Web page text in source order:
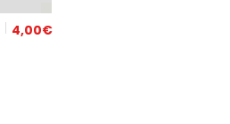
4,00€